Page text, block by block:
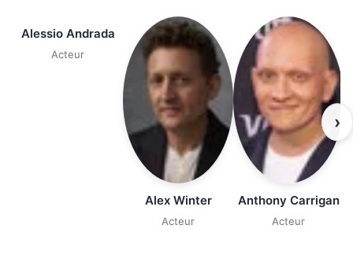
Alessio Andrada
Acteur
Alex Winter
Acteur
Anthony Carrigan
Acteur
›